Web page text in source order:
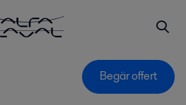
Begär offert